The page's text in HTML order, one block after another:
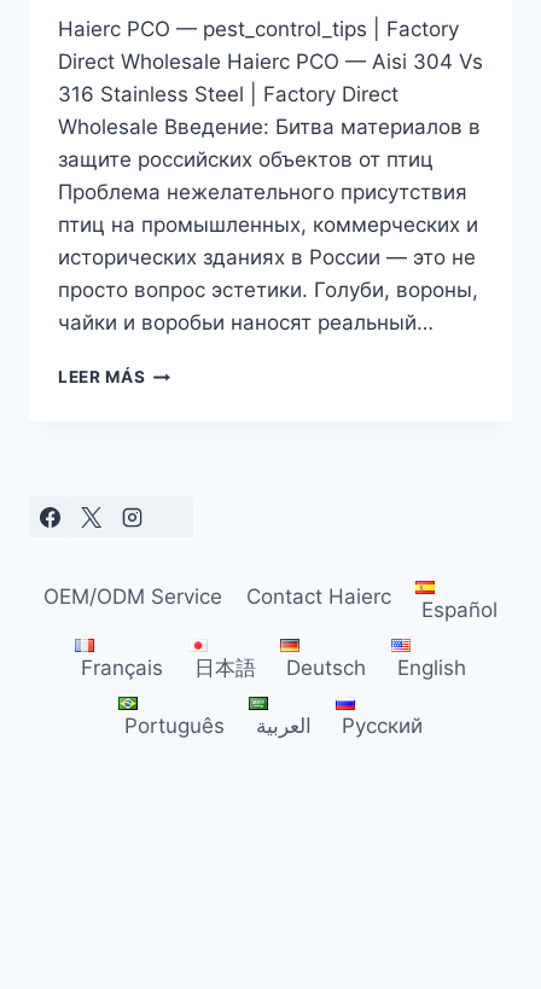
Haierc PCO — pest_control_tips | Factory
Direct Wholesale Haierc PCO — Aisi 304 Vs
316 Stainless Steel | Factory Direct
Wholesale Введение: Битва материалов в
защите российских объектов от птиц
Проблема нежелательного присутствия
птиц на промышленных, коммерческих и
исторических зданиях в России — это не
просто вопрос эстетики. Голуби, вороны,
чайки и воробьи наносят реальный…
LEER MÁS СТАЛЬ
ПРОМЫШЛЕННЫХ
ПТИЦ
РОССИИ
OEM/ODM Service Contact Haierc
Español
Français 日本語 Deutsch English
Português العربية Русский